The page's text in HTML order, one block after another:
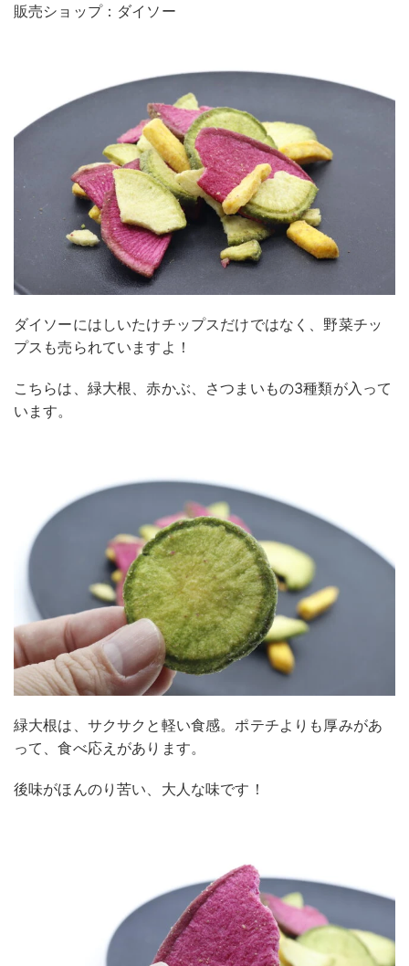
販売ショップ：ダイソー
ダイソーにはしいたけチップスだけではなく、野菜チッ
プスも売られていますよ！
こちらは、緑大根、赤かぶ、さつまいもの3種類が入って
います。
緑大根は、サクサクと軽い食感。ポテチよりも厚みがあ
って、食べ応えがあります。
後味がほんのり苦い、大人な味です！